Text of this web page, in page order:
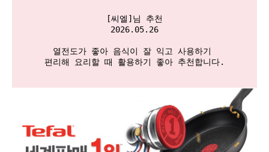
[씨엘]님 추천
2026.05.26
열전도가 좋아 음식이 잘 익고 사용하기
편리해 요리할 때 활용하기 좋아 추천합니다.